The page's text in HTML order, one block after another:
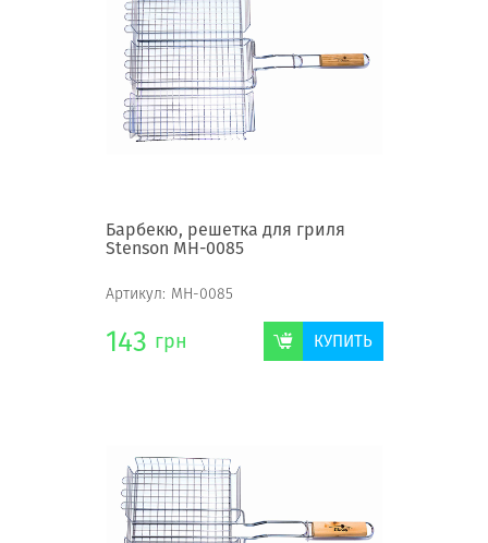
Барбекю, решетка для гриля
Stenson MH-0085
Артикул: MH-0085
143 грн КУПИТЬ